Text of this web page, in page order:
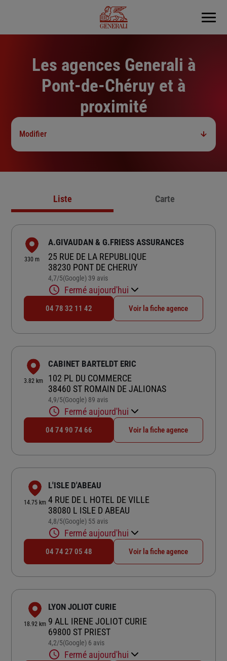
Menu
Les agences Generali à
Pont-de-Chéruy et à
proximité
Modifier
Liste Carte
330 m
A.GIVAUDAN & G.FRIESS ASSURANCES
25 RUE DE LA REPUBLIQUE
38230 PONT DE CHERUY
4,7/5Note de 4.7 sur 5
(Google) 39 avis
Fermé aujourd'hui
04 78 32 11 42 Voir la fiche agence
3.82 km
CABINET BARTELDT ERIC
102 PL DU COMMERCE
38460 ST ROMAIN DE JALIONAS
4,9/5Note de 4.9 sur 5
(Google) 89 avis
Fermé aujourd'hui
04 74 90 74 66 Voir la fiche agence
14.75 km
L'ISLE D'ABEAU
4 RUE DE L HOTEL DE VILLE
38080 L ISLE D ABEAU
4,8/5Note de 4.8 sur 5
(Google) 55 avis
Fermé aujourd'hui
04 74 27 05 48 Voir la fiche agence
18.92 km
LYON JOLIOT CURIE
9 ALL IRENE JOLIOT CURIE
69800 ST PRIEST
4,2/5Note de 4.2 sur 5
(Google) 6 avis
Fermé aujourd'hui